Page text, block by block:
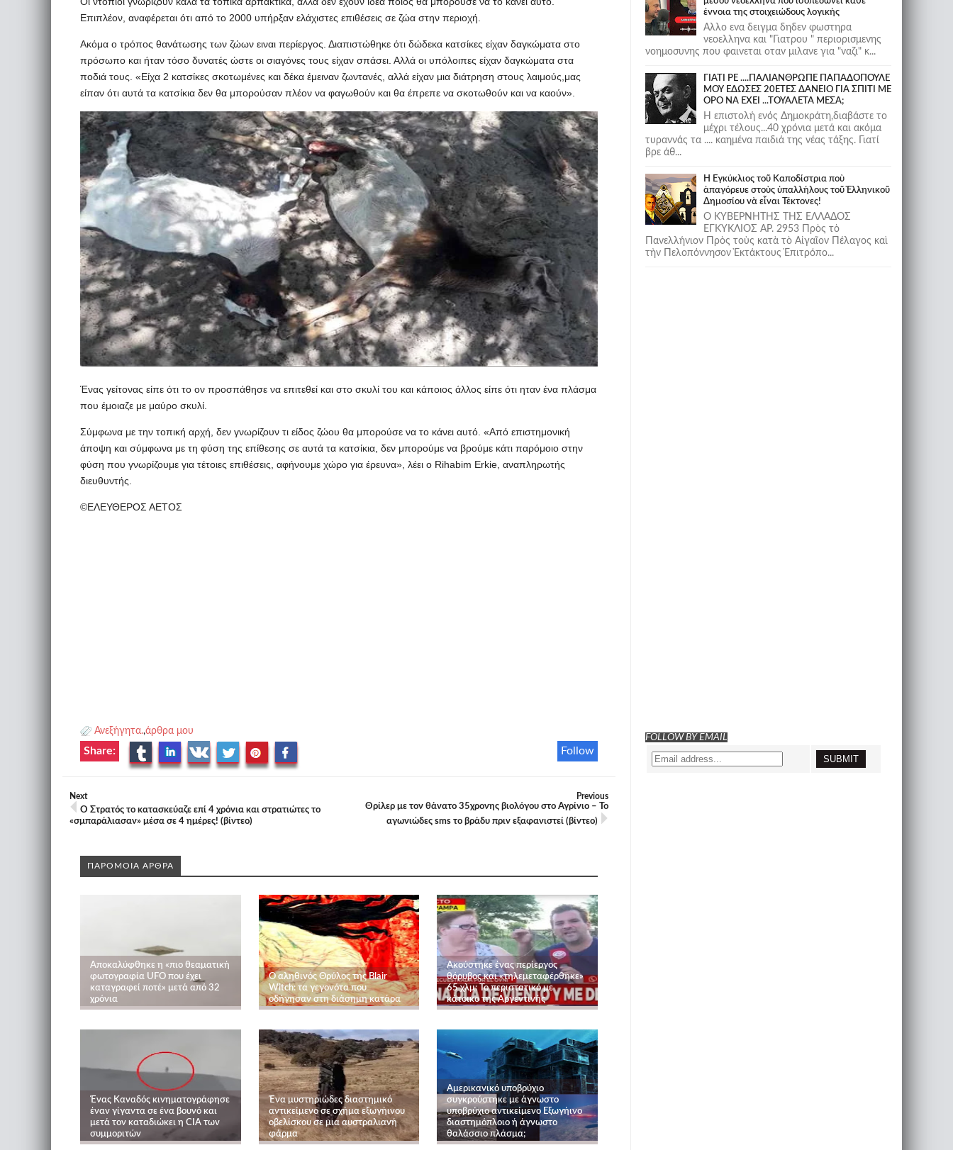
Επιπλέον, αναφέρεται ότι από το 2000 υπήρξαν ελάχιστες επιθέσεις σε ζώα στην περιοχή.
Ακόμα ο τρόπος θανάτωσης των ζώων ειναι περίεργος. Διαπιστώθηκε ότι δώδεκα κατσίκες είχαν δαγκώματα στο
πρόσωπο και ήταν τόσο δυνατές ώστε οι σιαγόνες τους είχαν σπάσει. Αλλά οι υπόλοιπες είχαν δαγκώματα στα
ποδιά τους. «Είχα 2 κατσίκες σκοτωμένες και δέκα έμειναν ζωντανές, αλλά είχαν μια διάτρηση στους λαιμούς,μας
είπαν ότι αυτά τα κατσίκια δεν θα μπορούσαν πλέον να φαγωθούν και θα έπρεπε να σκοτωθούν και να καούν».
Ένας γείτονας είπε ότι το ον προσπάθησε να επιτεθεί και στο σκυλί του και κάποιος άλλος είπε ότι ηταν ένα πλάσμα
που έμοιαζε με μαύρο σκυλί.
Σύμφωνα με την τοπική αρχή, δεν γνωρίζουν τι είδος ζώου θα μπορούσε να το κάνει αυτό. «Από επιστημονική
άποψη και σύμφωνα με τη φύση της επίθεσης σε αυτά τα κατσίκια, δεν μπορούμε να βρούμε κάτι παρόμοιο στην
φύση που γνωρίζουμε για τέτοιες επιθέσεις, αφήνουμε χώρο για έρευνα», λέει ο Rihabim Erkie, αναπληρωτής
διευθυντής.
©ΕΛΕΥΘΕΡΟΣ ΑΕΤΟΣ
Ανεξήγητα.,άρθρα μου
Follow
Share:
Next
Ο Στρατός το κατασκεύαζε επί 4 χρόνια και στρατιώτες το
«σμπαράλιασαν» μέσα σε 4 ημέρες! (βίντεο)
Previous
Θρίλερ με τον θάνατο 35χρονης βιολόγου στο Αγρίνιο – Το
αγωνιώδες sms το βράδυ πριν εξαφανιστεί (βίντεο)
ΠΑΡΟΜΟΙΑ ΑΡΘΡΑ
Αποκαλύφθηκε η «πιο θεαματική
φωτογραφία UFO που έχει
καταγραφεί ποτέ» μετά από 32
χρόνια
Ο αληθινός Θρύλος της Blair
Witch: τα γεγονότα που
οδήγησαν στη διάσημη κατάρα
Ακούστηκε ένας περίεργος
θόρυβος και «τηλεμεταφέρθηκε»
65 χλμ: Το περιστατικό με
κάτοικο της Αργεντινής
Ένας Καναδός κινηματογράφησε
έναν γίγαντα σε ένα βουνό και
μετά τον καταδιώκει η CIA των
συμμοριτών
Ένα μυστηριώδες διαστημικό
αντικείμενο σε σχήμα εξωγήινου
οβελίσκου σε μια αυστραλιανή
φάρμα
Αμερικανικό υποβρύχιο
συγκρούστηκε με άγνωστο
υποβρύχιο αντικείμενο Εξωγήινο
διαστημόπλοιο ή άγνωστο
θαλάσσιο πλάσμα;
έννοια της στοιχειώδους λογικής
Αλλο ενα δειγμα δηδεν φωστηρα
νεοελληνα και "Γιατρου " περιορισμενης
νοημοσυνης που φαινεται οταν μιλανε για "ναζι" κ...
ΓΙΑΤΙ ΡΕ ....ΠΑΛΙΑΝΘΡΩΠΕ ΠΑΠΑΔΟΠΟΥΛΕ
ΜΟΥ ΕΔΩΣΕΣ 20ΕΤΕΣ ΔΑΝΕΙΟ ΓΙΑ ΣΠΙΤΙ ΜΕ
ΟΡΟ ΝΑ ΕΧΕΙ ...ΤΟΥΑΛΕΤΑ ΜΕΣΑ;
Η επιστολή ενός Δημοκράτη,διαβάστε το
μέχρι τέλους...40 χρόνια μετά και ακόμα
τυραννάς τα .... καημένα παιδιά της νέας τάξης. Γιατί
βρε άθ...
Ἡ Ἐγκύκλιος τοῦ Καποδίστρια ποὺ
ἀπαγόρευε στοὺς ὑπαλλήλους τοῦ Ἑλληνικοῦ
Δημοσίου νὰ εἶναι Τέκτονες!
Ο ΚΥΒΕΡΝΗΤΗΣ ΤΗΣ ΕΛΛΑΔΟΣ
ΕΓΚΥΚΛΙΟΣ ΑΡ. 2953 Πρὸς τὸ
Πανελλήνιον Πρὸς τοὺς κατὰ τὸ Αἰγαῖον Πέλαγος καὶ
τὴν Πελοπόννησον Ἐκτάκτους Ἐπιτρόπο...
FOLLOW BY EMAIL